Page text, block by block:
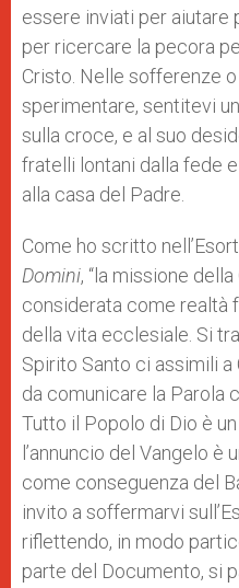
essere inviati per aiutare
per ricercare la pecora
Cristo. Nelle sofferenze
sperimentare, sentitevi
sulla croce, e al suo
fratelli lontani dalla fede
alla casa del Padre.
Come ho scritto
Domini, “la missione
considerata come realtà
della vita ecclesiale. Si
Spirito Santo ci assimili
da comunicare la Parola
Tutto il Popolo di Dio è un
l’annuncio del Vangelo
come conseguenza del
invito a soffermarvi
riflettendo, in modo
parte del Documento, si